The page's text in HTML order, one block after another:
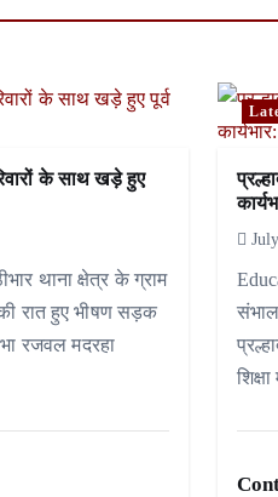
के साथ खड़े हुए
थाना क्षेत्र के ग्राम
की रात हुए भीषण सड़क
रजवल मदरहा